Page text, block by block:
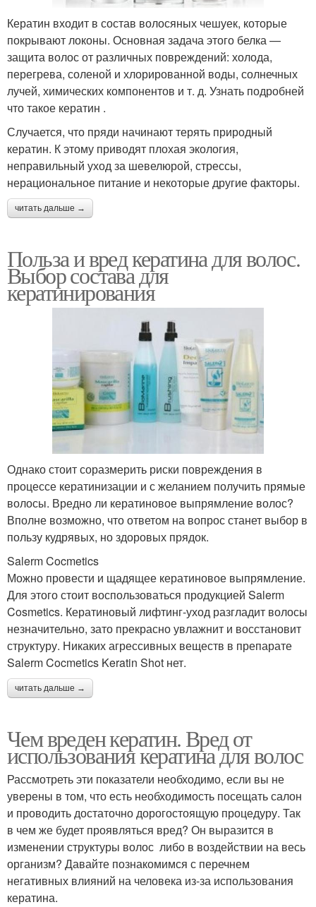
Кератин входит в состав волосяных чешуек, которые
покрывают локоны. Основная задача этого белка —
защита волос от различных повреждений: холода,
перегрева, соленой и хлорированной воды, солнечных
лучей, химических компонентов и т. д. Узнать подробней
что такое кератин .
Случается, что пряди начинают терять природный
кератин. К этому приводят плохая экология,
неправильный уход за шевелюрой, стрессы,
нерациональное питание и некоторые другие факторы.
читать дальше →
Польза и вред кератина для волос.
Выбор состава для
кератинирования
Однако стоит соразмерить риски повреждения в
процессе кератинизации и с желанием получить прямые
волосы. Вредно ли кератиновое выпрямление волос?
Вполне возможно, что ответом на вопрос станет выбор в
пользу кудрявых, но здоровых прядок.
Salerm Cocmetics
Можно провести и щадящее кератиновое выпрямление.
Для этого стоит воспользоваться продукцией Salerm
Cosmetics. Кератиновый лифтинг-уход разгладит волосы
незначительно, зато прекрасно увлажнит и восстановит
структуру. Никаких агрессивных веществ в препарате
Salerm Cocmetics Keratin Shot нет.
читать дальше →
Чем вреден кератин. Вред от
использования кератина для волос
Рассмотреть эти показатели необходимо, если вы не
уверены в том, что есть необходимость посещать салон
и проводить достаточно дорогостоящую процедуру. Так
в чем же будет проявляться вред? Он выразится в
изменении структуры волос либо в воздействии на весь
организм? Давайте познакомимся с перечнем
негативных влияний на человека из-за использования
кератина.